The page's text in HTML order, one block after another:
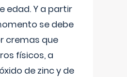
edad. Y a partir
se debe
cremas que
físicos, a
de zinc y de